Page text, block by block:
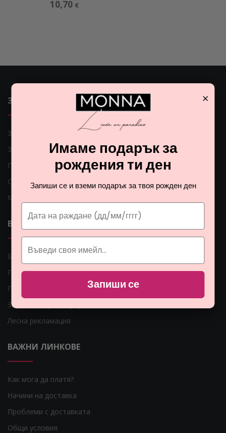
10,70 €
ЗАЩО ДА ИЗБЕРЕМ MONNA
Защо да изберем Monna
За нас
Поръчки по телефона
Само оригинални продукти
Мнения на клиентите
ВАЖНИ ЛИНКОВЕ
Блог
Гаранция за Вашите пари
Парфюмите
Защо да се регистрирам?
Лесна рекламация
ВАЖНИ ЛИНКОВЕ
Как мога да платя?
Начини на доставка
Проблеми с доставката
Общи условия
×
Имаме подарък за
рождения ти ден
Запиши се и вземи подарък за твоя рожден ден
Запиши се